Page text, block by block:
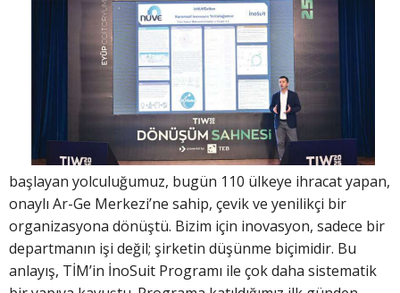
başlayan yolculuğumuz, bugün 110 ülkeye ihracat yapan,
onaylı Ar-Ge Merkezi’ne sahip, çevik ve yenilikçi bir
organizasyona dönüştü. Bizim için inovasyon, sadece bir
departmanın işi değil; şirketin düşünme biçimidir. Bu
anlayış, TİM’in İnoSuit Programı ile çok daha sistematik